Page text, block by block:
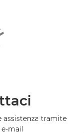
assistenza tramite
mail